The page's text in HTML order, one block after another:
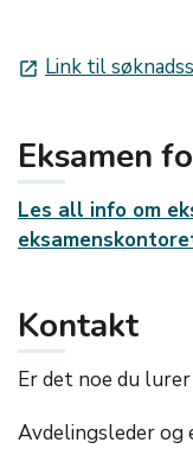
launch Link til
Eksamen
Les all info om
Kontakt
Er det noe du
Avdelingsleder og